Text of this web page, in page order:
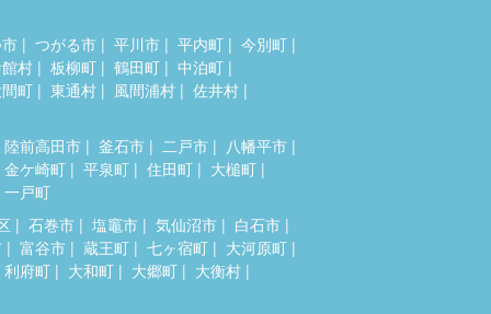
つがる市 平川市 平内町
今別町
村
板柳町 鶴田町
中泊町
町
東通村 風間浦村 佐井村
陸前高田市 釜石市 二戸市
八幡平市
金ケ崎町
平泉町 住田町
大槌町
一戸町
石巻市 塩竈市 気仙沼市
白石市
富谷市 蔵王町 七ヶ宿町
大河原町
利府町
大和町 大郷町 大衡村